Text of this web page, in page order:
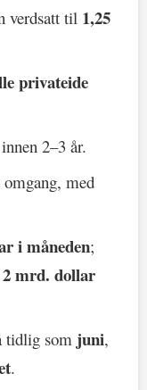
verdsatt til 1,25
privateide
innen 2–3 år.
med
i måneden;
2 mrd. dollar
tidlig som juni,
.